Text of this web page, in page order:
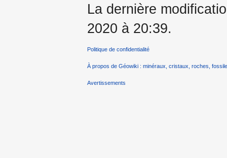
La dernière
2020 à 20:39.
Politique de confidentialité
À propos de Géowiki : minéraux, cristaux, roches,
Avertissements